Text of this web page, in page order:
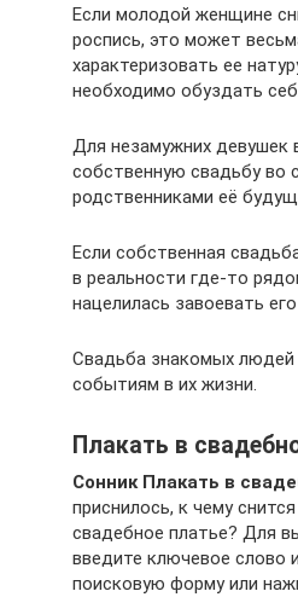
Если молодой женщине
роспись, это может
характеризовать ее
необходимо обуздать
Для незамужних девушек
собственную свадьбу во
родственниками её
Если собственная
в реальности где-то
нацелилась завоевать
Свадьба знакомых людей
событиям в их жизни.
Плакать в
Сонник Плакать в
приснилось, к чему
свадебное платье? Для
введите ключевое слово
поисковую форму или